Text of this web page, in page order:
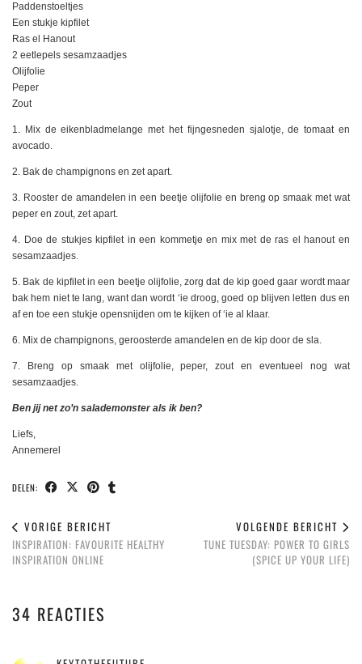
Paddenstoeltjes
Een stukje kipfilet
Ras el Hanout
2 eetlepels sesamzaadjes
Olijfolie
Peper
Zout
1. Mix de eikenbladmelange met het fijngesneden sjalotje, de tomaat en
avocado.
2. Bak de champignons en zet apart.
3. Rooster de amandelen in een beetje olijfolie en breng op smaak met wat
peper en zout, zet apart.
4. Doe de stukjes kipfilet in een kommetje en mix met de ras el hanout en
sesamzaadjes.
5. Bak de kipfilet in een beetje olijfolie, zorg dat de kip goed gaar wordt maar
bak hem niet te lang, want dan wordt ‘ie droog, goed op blijven letten dus en
af en toe een stukje opensnijden om te kijken of ‘ie al klaar.
6. Mix de champignons, geroosterde amandelen en de kip door de sla.
7. Breng op smaak met olijfolie, peper, zout en eventueel nog wat
sesamzaadjes.
Ben jij net zo’n salademonster als ik ben?
Liefs,
Annemerel
DELEN:
VORIGE BERICHT
INSPIRATION: FAVOURITE HEALTHY
INSPIRATION ONLINE
VOLGENDE BERICHT
TUNE TUESDAY: POWER TO GIRLS
(SPICE UP YOUR LIFE)
34 REACTIES